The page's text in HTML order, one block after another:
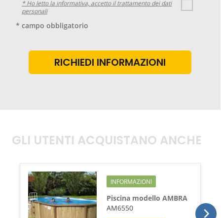
* Ho letto la informativa, accetto il trattamento dei dati
personali
* campo obbligatorio
GLI UTENTI ACQUISTANO ANCHE
INFORMAZIONI
Piscina modello AMBRA
AM6550